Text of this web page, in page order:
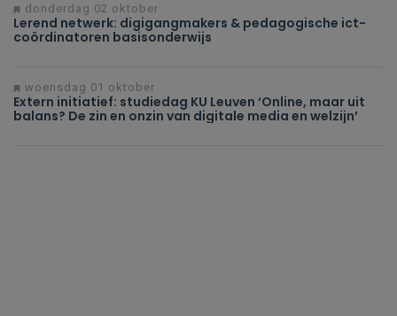
donderdag 02 oktober
Lerend netwerk: digigangmakers & pedagogische ict-
coördinatoren basisonderwijs
woensdag 01 oktober
Extern initiatief: studiedag KU Leuven ‘Online, maar uit
balans? De zin en onzin van digitale media en welzijn’